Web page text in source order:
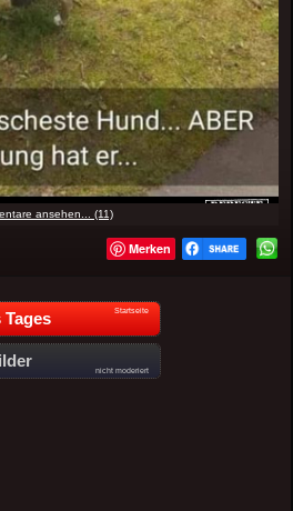
ansehen... (11)
Merken
Startseite
nicht moderiert